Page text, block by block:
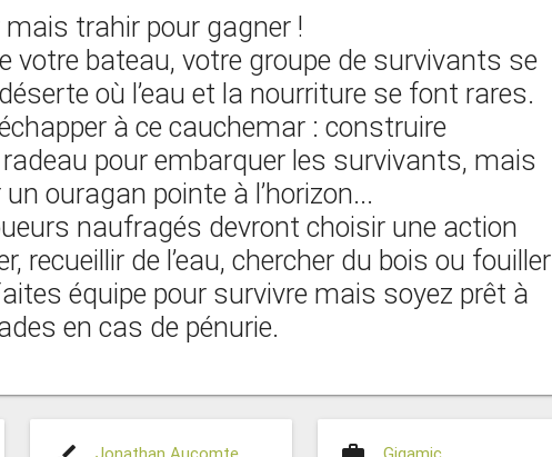
trahir pour gagner !
votre bateau, votre groupe de survivants se
où l’eau et la nourriture se font rares.
à ce cauchemar : construire
pour embarquer les survivants, mais
ouragan pointe à l’horizon...
naufragés devront choisir une action
recueillir de l’eau, chercher du bois ou fouiller
équipe pour survivre mais soyez prêt à
en cas de pénurie.